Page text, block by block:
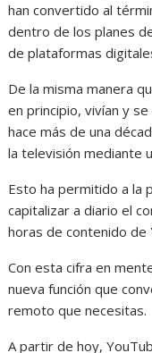
han convertido al
dentro de los planes
de plataformas
De la misma manera
en principio, vivían y
hace más de una
la televisión mediante
Esto ha permitido a la
capitalizar a diario el
horas de contenido de
Con esta cifra en
nueva función que
remoto que necesitas.
A partir de hoy,